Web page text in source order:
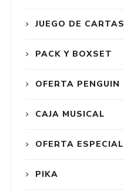
JUEGO DE CARTAS
PACK Y BOXSET
OFERTA PENGUIN
CAJA MUSICAL
OFERTA ESPECIAL
PIKA